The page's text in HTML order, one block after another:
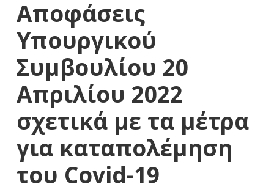
Αποφάσεις
Υπουργικού
Συμβουλίου 20
Απριλίου 2022
σχετικά με τα μέτρα
για καταπολέμηση
του Covid-19